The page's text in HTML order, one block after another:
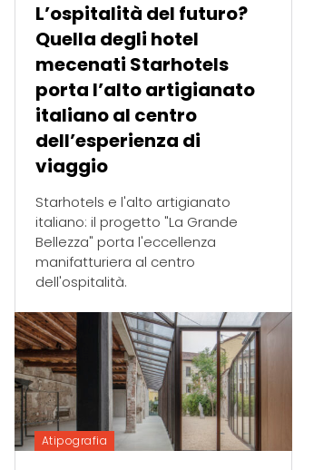
L’ospitalità del futuro?
Quella degli hotel
mecenati Starhotels
porta l’alto artigianato
italiano al centro
dell’esperienza di
viaggio
Starhotels e l'alto artigianato
italiano: il progetto "La Grande
Bellezza" porta l'eccellenza
manifatturiera al centro
dell'ospitalità.
Atipografia